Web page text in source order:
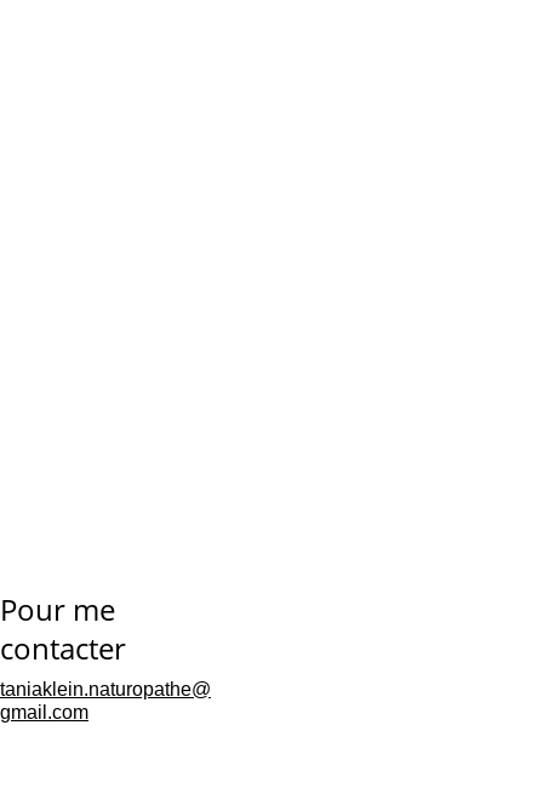
Pour me
contacter
taniaklein.naturopathe@
gmail.com